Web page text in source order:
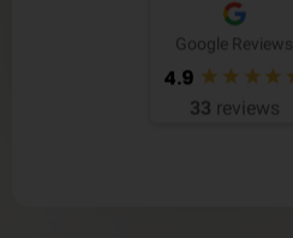
Google Reviews
4.9
33 reviews